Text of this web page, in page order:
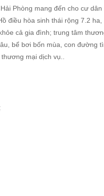
Phòng mang đến cho cư
điều hòa sinh thái rộng 7.2 ha,
cả gia đình; trung tâm
bể bơi bốn mùa, con đường
mại dịch vụ..